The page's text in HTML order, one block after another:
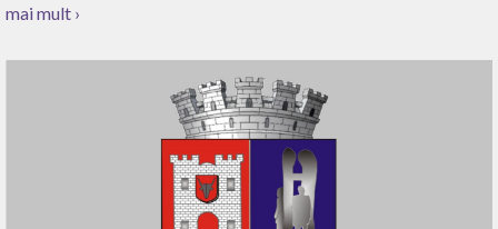
mai mult ›